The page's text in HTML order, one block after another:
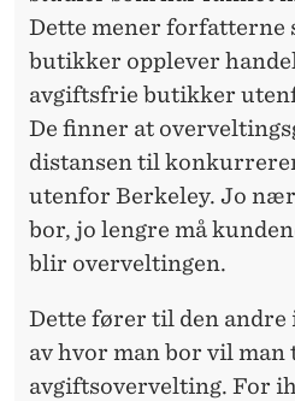
Dette mener forfatterne
butikker opplever
avgiftsfrie butikker
De finner at
distansen til
utenfor Berkeley. Jo
bor, jo lengre må
blir overveltingen.
Dette fører til den
av hvor man bor vil
avgiftsovervelting. For